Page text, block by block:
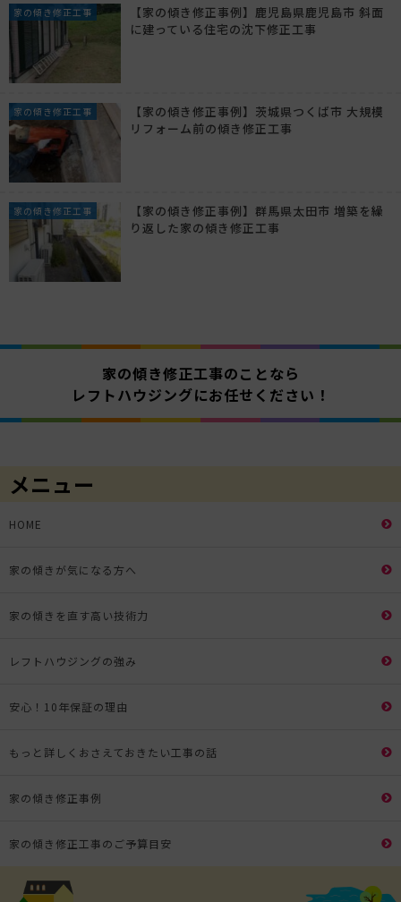
家の傾き修正工事
【家の傾き修正事例】鹿児島県鹿児島市 斜面
に建っている住宅の沈下修正工事
家の傾き修正工事
【家の傾き修正事例】茨城県つくば市 大規模
リフォーム前の傾き修正工事
家の傾き修正工事
【家の傾き修正事例】群馬県太田市 増築を繰
り返した家の傾き修正工事
家の傾き修正工事のことなら
レフトハウジングにお任せください！
メニュー
HOME
家の傾きが気になる方へ
家の傾きを直す高い技術力
レフトハウジングの強み
安心！10年保証の理由
もっと詳しくおさえておきたい工事の話
家の傾き修正事例
家の傾き修正工事のご予算目安